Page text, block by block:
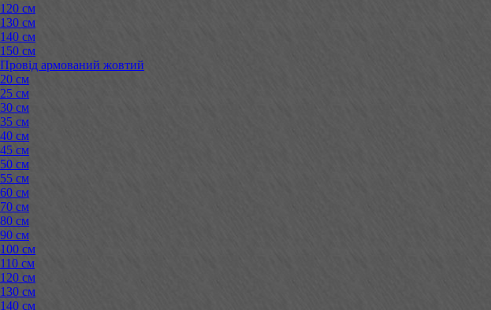
120 см
130 см
140 см
150 см
Провід армований жовтий
20 см
25 см
30 см
35 см
40 см
45 см
50 см
55 см
60 см
70 см
80 см
90 см
100 см
110 см
120 см
130 см
140 см